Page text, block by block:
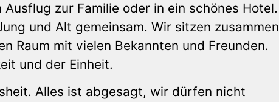
zur Familie oder in ein schönes Hotel.
und Alt gemeinsam. Wir sitzen zusammen
Raum mit vielen Bekannten und Freunden.
und der Einheit.
Alles ist abgesagt, wir dürfen nicht